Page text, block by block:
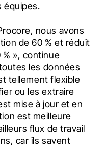
équipes.
nous avons
de 60 % et réduit
% », continue
les données
tellement flexible
ou les extraire
mise à jour et en
est meilleure
flux de travail
car ils savent